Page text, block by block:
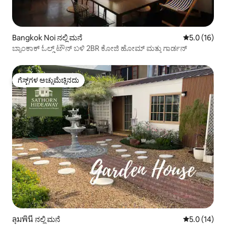
Bangkok Noi ನಲ್ಲಿ ಮನೆ 5 ರಲ್ಲಿ 5.0
5.0 (16)
ಬ್ಯಾಂಕಾಕ್ ಓಲ್ಡ್ ಟೌನ್ ಬಳಿ 2BR ಕೋಜಿ ಹೋಮ್ ಮತ್ತು ಗಾರ್ಡನ್
ಗೆಸ್ಟ್‌ಗಳ ಅಚ್ಚುಮೆಚ್ಚಿನದು
ಗೆಸ್ಟ್‌ಗಳ ಅಚ್ಚುಮೆಚ್ಚಿನದು
ลุมพินี ನಲ್ಲಿ ಮನೆ 5 ರಲ್ಲಿ 5.0
5.0 (14)